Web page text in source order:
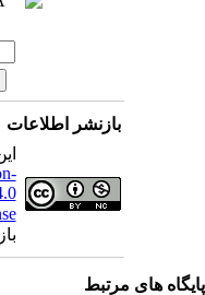
بازنشر اطلاعات
4.0
های مرتبط